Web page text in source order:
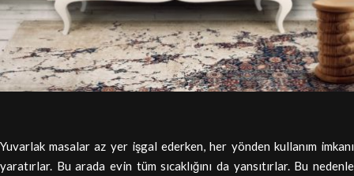
Yuvarlak masalar az yer işgal ederken, her yönden kullanım imkanı
yaratırlar. Bu arada evin tüm sıcaklığını da yansıtırlar. Bu nedenle